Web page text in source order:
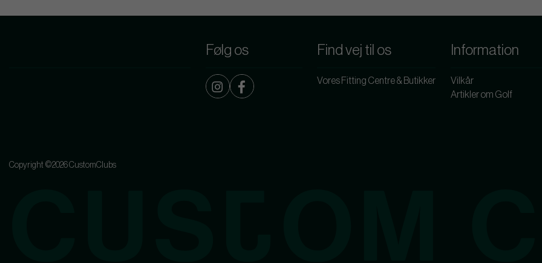
Følg os Find vej til os
Vores Fitting Centre & Butikker
Information
Vilkår
Artikler om Golf
Copyright ©2026 CustomClubs